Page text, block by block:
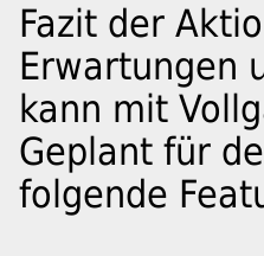
Fazit der
Erwartungen
kann mit
Geplant für
folgende